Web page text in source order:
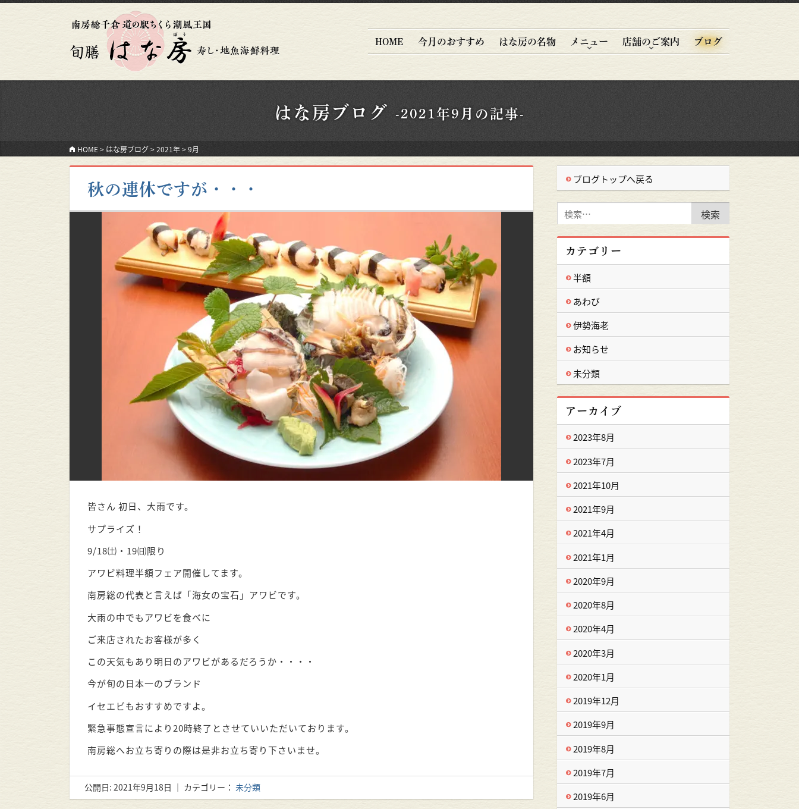
HOME 今月のおすすめ はな房の名物 メニュー 店舗のご案内 ブログ
はな房ブログ -2021年9月の記事-
HOME> はな房ブログ>2021年>9月
秋の連休ですが・・・
皆さん 初日、大雨です。
サプライズ！
9/18㈯・19㈰限り
アワビ料理半額フェア開催してます。
南房総の代表と言えば「海女の宝石」アワビです。
大雨の中でもアワビを食べに
ご来店されたお客様が多く
この天気もあり明日のアワビがあるだろうか・・・・
今が旬の日本一のブランド
イセエビもおすすめですよ。
緊急事態宣言により20時終了とさせていいただいております。
南房総へお立ち寄りの際は是非お立ち寄り下さいませ。
公開日: 2021年9月18日 ｜ カテゴリー： 未分類
ブログトップへ戻る
索:
カテゴリー
半額
あわび
伊勢海老
お知らせ
未分類
アーカイブ
2023年8月
2023年7月
2021年10月
2021年9月
2021年4月
2021年1月
2020年9月
2020年8月
2020年4月
2020年3月
2020年1月
2019年12月
2019年9月
2019年8月
2019年7月
2019年6月